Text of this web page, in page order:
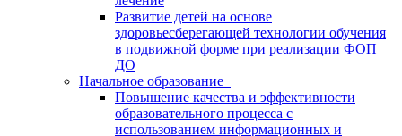
Развитие детей на основе
здоровьесберегающей технологии обучения
в подвижной форме при реализации ФОП
ДО
Начальное образование
Повышение качества и эффективности
образовательного процесса с
использованием информационных и